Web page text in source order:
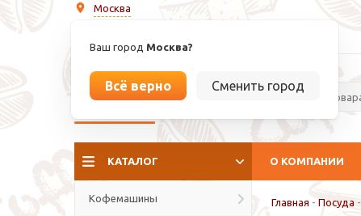
Москва
Ваш город Москва?
Всё верно Сменить город
La culture del caffé
КАТАЛОГ О КОМПАНИИ
Кофемашины Главная - Посуда -